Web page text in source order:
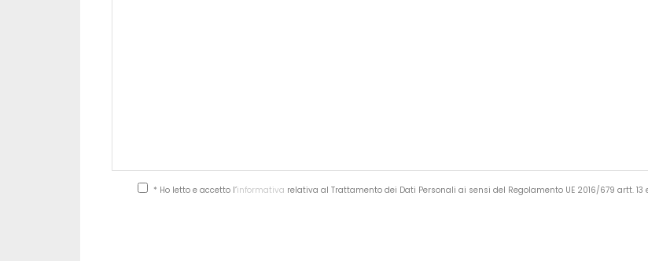
* Ho letto e accetto l’informativa relativa al Trattamento dei Dati Personali ai sensi del Regolamento UE 2016/679 artt. 13